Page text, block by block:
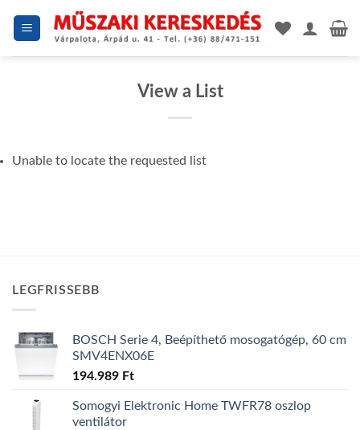
View a List
Unable to locate the requested list
LEGFRISSEBB
BOSCH Serie 4, Beépíthető mosogatógép, 60 cm
SMV4ENX06E
194.989 Ft
Somogyi Elektronic Home TWFR78 oszlop
ventilátor